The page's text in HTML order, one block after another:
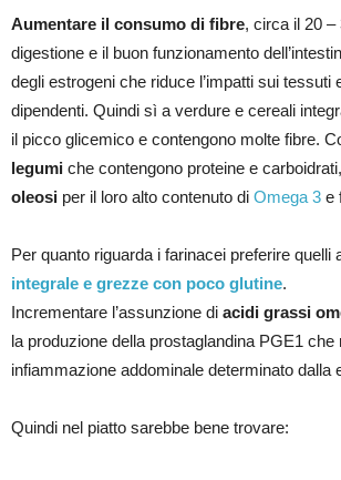
Aumentare il consumo di fibre, circa il 20 –
digestione e il buon funzionamento
degli estrogeni che riduce l’impatti sui tessuti
dipendenti. Quindi sì a verdure e cereali
il picco glicemico e contengono molte fibre.
legumi che contengono proteine e carboidrati,
oleosi per il loro alto contenuto di Omega 3 e
Per quanto riguarda i farinacei preferire quelli
integrale e grezze con poco glutine.
Incrementare l’assunzione di acidi grassi
la produzione della prostaglandina PGE1 che
infiammazione addominale determinato dalla
Quindi nel piatto sarebbe bene trovare: